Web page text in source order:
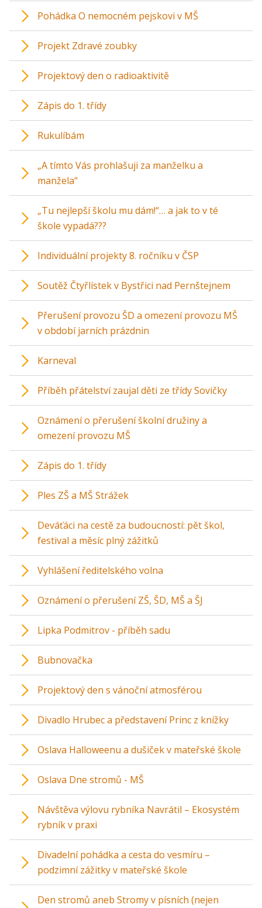
Pohádka O nemocném pejskovi v MŠ
Projekt Zdravé zoubky
Projektový den o radioaktivitě
Zápis do 1. třídy
Rukulíbám
„A tímto Vás prohlašuji za manželku a
manžela“
„Tu nejlepší školu mu dám!“… a jak to v té
škole vypadá???
Individuální projekty 8. ročníku v ČSP
Soutěž Čtyřlístek v Bystřici nad Pernštejnem
Přerušení provozu ŠD a omezení provozu MŠ
v období jarních prázdnin
Karneval
Příběh přátelství zaujal děti ze třídy Sovičky
Oznámení o přerušení školní družiny a
omezení provozu MŠ
Zápis do 1. třídy
Ples ZŠ a MŠ Strážek
Deváťáci na cestě za budoucností: pět škol,
festival a měsíc plný zážitků
Vyhlášení ředitelského volna
Oznámení o přerušení ZŠ, ŠD, MŠ a ŠJ
Lipka Podmitrov - příběh sadu
Bubnovačka
Projektový den s vánoční atmosférou
Divadlo Hrubec a představení Princ z knížky
Oslava Halloweenu a dušiček v mateřské škole
Oslava Dne stromů - MŠ
Návštěva výlovu rybníka Navrátil – Ekosystém
rybník v praxi
Divadelní pohádka a cesta do vesmíru –
podzimní zážitky v mateřské škole
Den stromů aneb Stromy v písních (nejen